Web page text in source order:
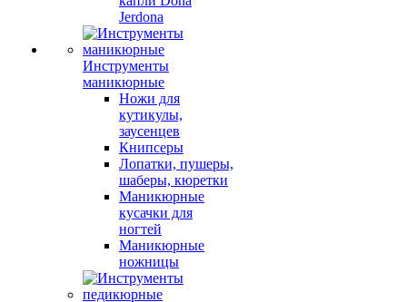
Jerdona
Инструменты
маникюрные
Ножи для
кутикулы,
заусенцев
Книпсеры
Лопатки, пушеры,
шаберы, кюретки
Маникюрные
кусачки для
ногтей
Маникюрные
ножницы